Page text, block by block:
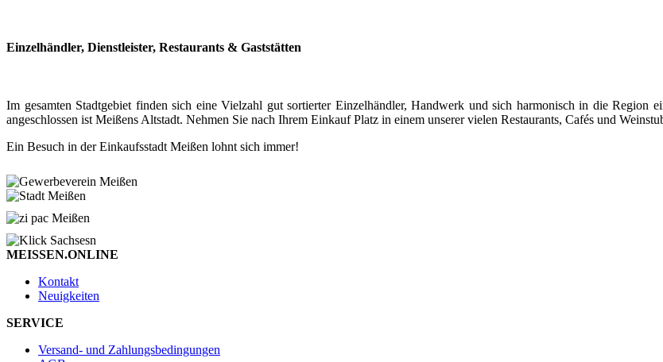
Einzelhändler, Dienstleister, Restaurants & Gaststätten
Im gesamten Stadtgebiet finden sich eine Vielzahl gut sortierter Einzelhändler, Handwerk und sich harmonisch in die Region
angeschlossen ist Meißens Altstadt. Nehmen Sie nach Ihrem Einkauf Platz in einem unserer vielen Restaurants, Cafés und
Ein Besuch in der Einkaufsstadt Meißen lohnt sich immer!
MEISSEN.ONLINE
Kontakt
Neuigkeiten
SERVICE
Versand- und Zahlungsbedingungen